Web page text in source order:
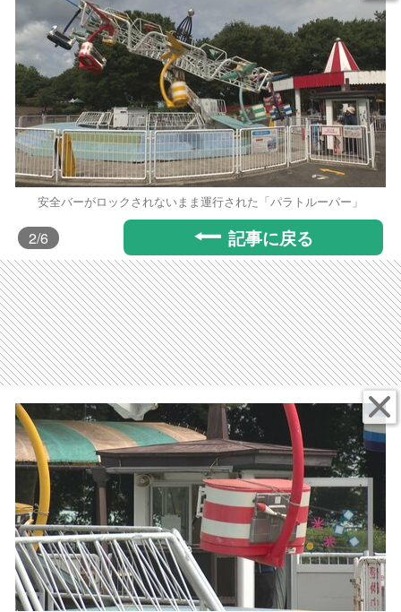
安全バーがロックされないまま運行された「パラトルーパー」
2/6 記事に戻る